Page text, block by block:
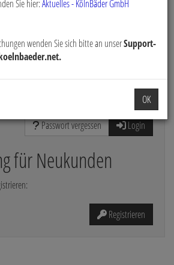
mit * gekennzeichneten Felder sind Pflichtfelder
Passwort vergessen
Login
für Neukunden
Registrieren
Sie hier:Aktuelles - KölnBäder GmbH
wenden Sie sich bitte an unserSupport-
OK